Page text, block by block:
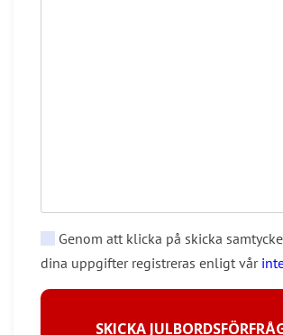
Genom att klicka på skicka
dina uppgifter registreras enligt vår
SKICKA